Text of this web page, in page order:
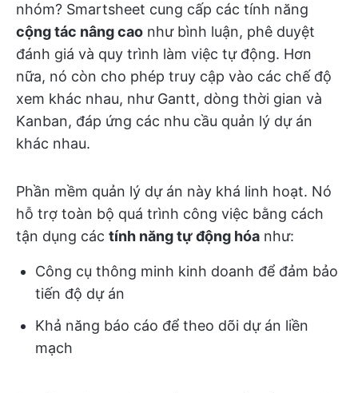
nhóm? Smartsheet cung cấp các tính năng
cộng tác nâng cao như bình luận, phê duyệt
đánh giá và quy trình làm việc tự động. Hơn
nữa, nó còn cho phép truy cập vào các chế độ
xem khác nhau, như Gantt, dòng thời gian và
Kanban, đáp ứng các nhu cầu quản lý dự án
khác nhau.
Phần mềm quản lý dự án này khá linh hoạt. Nó
hỗ trợ toàn bộ quá trình công việc bằng cách
tận dụng các tính năng tự động hóa như:
Công cụ thông minh kinh doanh để đảm bảo
tiến độ dự án
Khả năng báo cáo để theo dõi dự án liền
mạch